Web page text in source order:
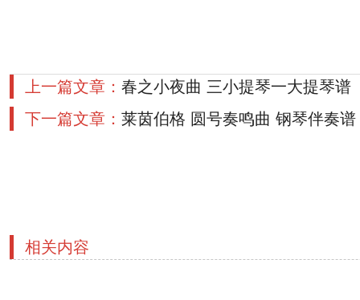
上一篇文章： 春之小夜曲 三小提琴一大提琴谱
下一篇文章： 莱茵伯格 圆号奏鸣曲 钢琴伴奏谱
相关内容